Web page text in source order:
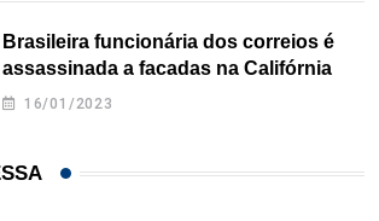
Brasileira funcionária dos correios é
assassinada a facadas na Califórnia
16/01/2023